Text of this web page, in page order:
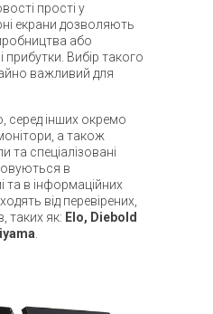
прості у
екрани дозволяють
або
прибутки. Вибір такого
важливий для
інших окремо
а також
та спеціалізовані
в
та в інформаційних
від перевірених,
таких як: Elo, Diebold
.